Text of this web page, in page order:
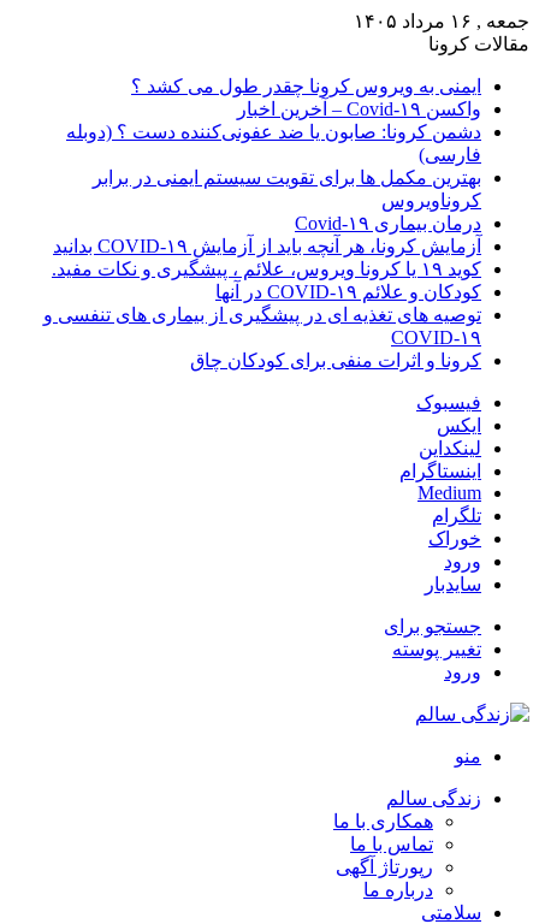
جمعه , ۱۶ مرداد ۱۴۰۵
مقالات کرونا
ایمنی به ویروس کرونا چقدر طول می کشد ؟
واکسن Covid-۱۹ – آخرین اخبار
دشمن کرونا: صابون یا ضد عفونی‌کننده دست ؟ (دوبله
فارسی)
بهترین مکمل ها برای تقویت سیستم ایمنی در برابر
کروناویروس
درمان بیماری Covid-۱۹
آزمایش کرونا، هر آنچه باید از آزمایش COVID-۱۹ بدانید
کوید ۱۹ یا کرونا ویروس، علائم ، پیشگیری و نکات مفید.
کودکان و علائم COVID-۱۹ در آنها
توصیه های تغذیه ای در پیشگیری از بیماری های تنفسی و
COVID-۱۹
کرونا و اثرات منفی برای کودکان چاق
فیسبوک
ایکس
لینکداین
اینستاگرام
Medium
تلگرام
خوراک
ورود
سایدبار
جستجو برای
تغییر پوسته
ورود
منو
زندگی سالم
همکاری با ما
تماس با ما
رپورتاژ آگهی
درباره ما
سلامتی